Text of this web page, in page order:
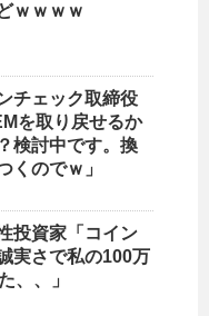
ｗｗｗｗ
チェック取締役
を取り戻せるか
検討中です。換
くのでｗ」
投資家「コイン
実さで私の100万
、、」